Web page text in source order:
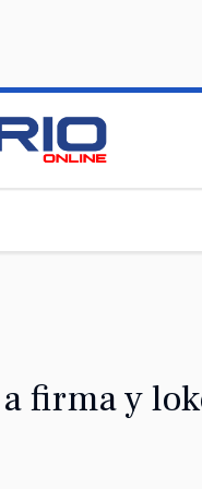
firma y